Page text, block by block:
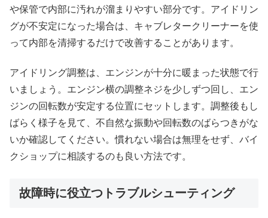
や保管で内部に汚れが溜まりやすい部分です。アイドリン
グが不安定になった場合は、キャブレタークリーナーを使
って内部を清掃するだけで改善することがあります。
アイドリング調整は、エンジンが十分に暖まった状態で行
いましょう。エンジン横の調整ネジを少しずつ回し、エン
ジンの回転数が安定する位置にセットします。調整後もし
ばらく様子を見て、不自然な振動や回転数のばらつきがな
いか確認してください。慣れない場合は無理をせず、バイ
クショップに相談するのも良い方法です。
故障時に役立つトラブルシューティング